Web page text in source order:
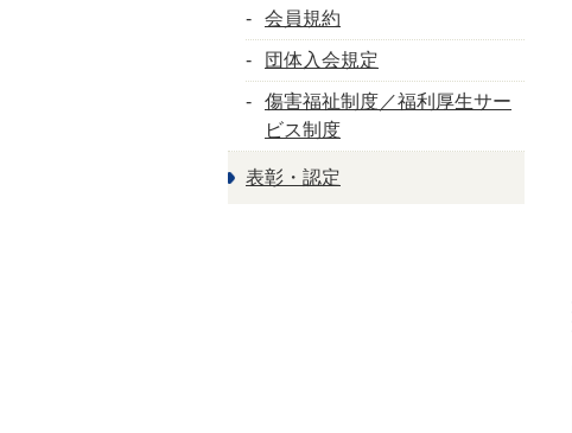
会員規約
団体入会規定
傷害福祉制度／福利厚生サー
ビス制度
表彰・認定